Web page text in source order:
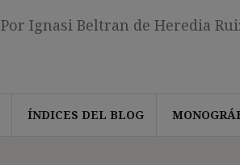
Por Ignasi Beltran de Heredia
ÍNDICES DEL BLOG